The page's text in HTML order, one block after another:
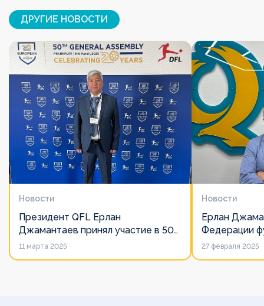
ДРУГИЕ НОВОСТИ
Новости
Президент QFL Ерлан
Джамантаев принял участие в 50-
м Общем собрании Европейских
11 марта 2025
Новости
Ерлан
Федерации
дорожит
27 февраля 2025